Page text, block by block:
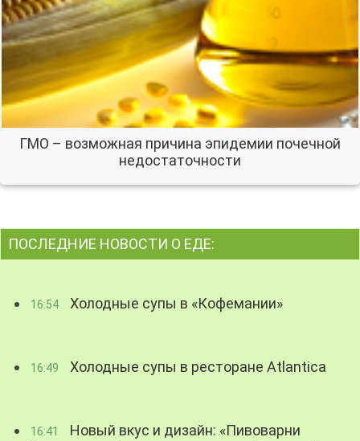
ГМО – возможная причина эпидемии почечной
недостаточности
ПОСЛЕДНИЕ НОВОСТИ О ЕДЕ:
16:54 Холодные супы в «Кофемании»
16:49 Холодные супы в ресторане Atlantica
16:41
Новый вкус и дизайн: «Пивоварни